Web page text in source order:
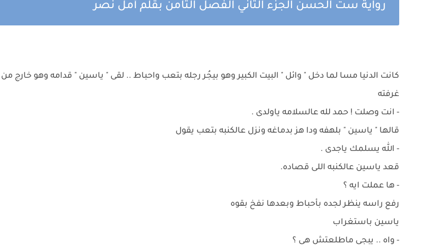
رواية ست الحسن الجزء الثاني الفصل الثامن بقلم أمل نصر
كانت الدنيا مسا لما دخل " وائل " البيت الكبير وهو بيجُر رجله بتعب واحباط .. لقى " ياسين " قدامه وهو خارج من
غرفته
- انت وصلت ! حمد لله عالسلامه ياولدى .
قالها " ياسين " بلهفه ودا هز بدماغه ونزل عالكنبه بتعب يقول
- الله يسلمك ياجدى .
قعد ياسين عالكنبه اللى قصاده.
- ها عملت ايه ؟
رفع راسه ينظر لجده بأحباط وبعدها نفخ بقوه
ياسين باستغراب
- واه .. يبجى ماطلعتش هى ؟